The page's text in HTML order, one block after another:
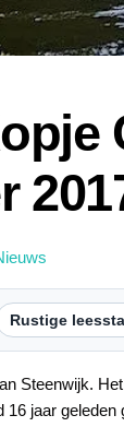
Rustige
Steenwijk.
jaar